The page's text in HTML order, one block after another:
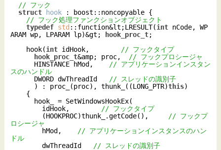
// フック
struct hook :
boost::noncopyable {
// フック処理ファンクションオブジェクト
typedef std ::function&lt;LRESULT(int nCode, WP
ARAM wp, LPARAM lp)&gt; hook_proc_t;
    hook(
int idHook,
// フックタイプ
hook_proc_t&amp; proc,
// フックプロシージャ
      HINSTANCE hMod,
// アプリケーションインスタン
スのハンドル
      DWORD dwThreadId
// スレッドの識別子
      ) : proc_(proc), thunk_((LONG_PTR)
this)
        idHook,
// フックタイプ
        (HOOKPROC)thunk_.getCode(),
// フックプ
ロシージャ
        hMod,
// アプリケーションインスタンスのハン
ドル
        dwThreadId
// スレッドの識別子